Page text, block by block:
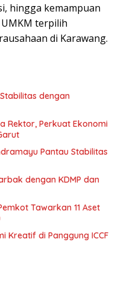
hingga kemampuan
terpilih
di Karawang.
dengan
Rektor, Perkuat Ekonomi
Pantau Stabilitas
dengan KDMP dan
Tawarkan 11 Aset
Kreatif di Panggung ICCF